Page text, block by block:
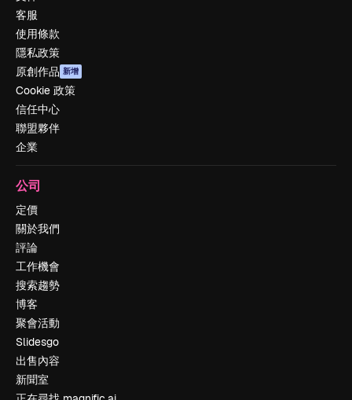
客服
使用條款
隱私政策
原創作品 新增
Cookie 政策
信任中心
聯盟夥伴
企業
公司
定價
關於我們
評論
工作機會
搜索趨勢
博客
聚會活動
Slidesgo
出售內容
新聞室